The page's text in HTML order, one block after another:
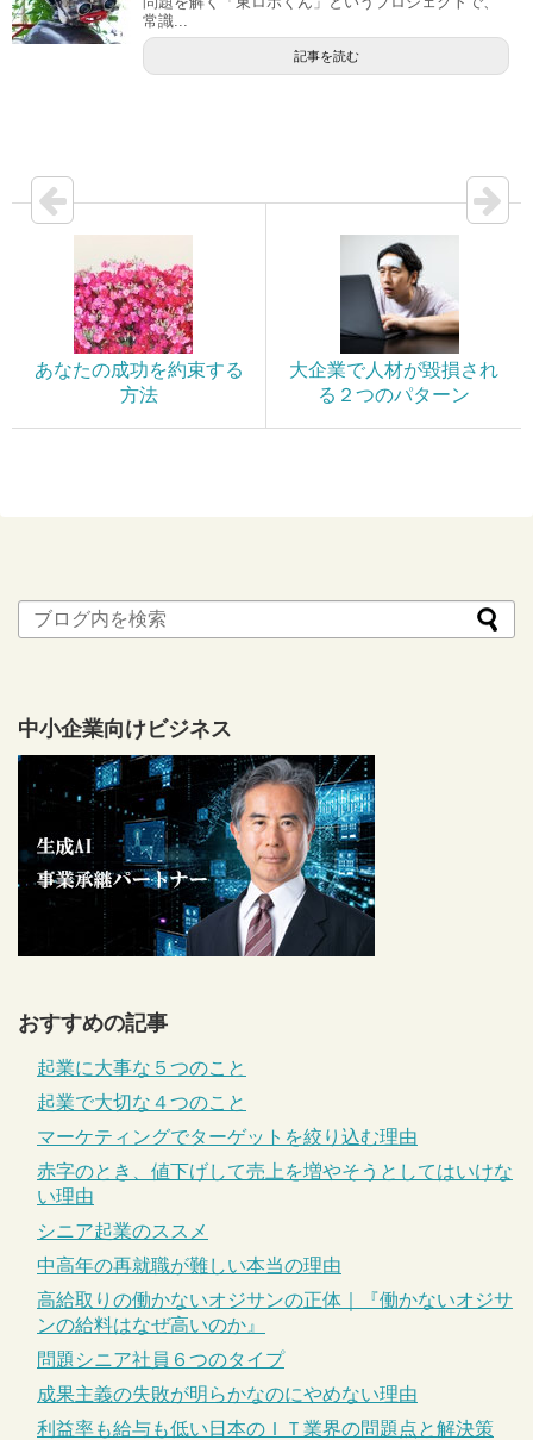
常識...
記事を読む
あなたの成功を約束する
方法
大企業で人材が毀損され
る２つのパターン
中小企業向けビジネス
おすすめの記事
起業に大事な５つのこと
起業で大切な４つのこと
マーケティングでターゲットを絞り込む理由
赤字のとき、値下げして売上を増やそうとしてはいけな
い理由
シニア起業のススメ
中高年の再就職が難しい本当の理由
高給取りの働かないオジサンの正体｜『働かないオジサ
ンの給料はなぜ高いのか』
問題シニア社員６つのタイプ
成果主義の失敗が明らかなのにやめない理由
利益率も給与も低い日本のＩＴ業界の問題点と解決策